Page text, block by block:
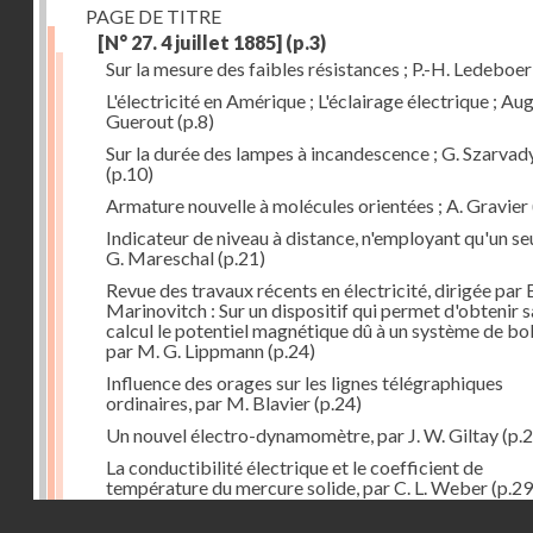
PAGE DE TITRE
[N° 27. 4 juillet 1885] (p.3)
Sur la mesure des faibles résistances ; P.-H. Ledeboer
L'électricité en Amérique ; L'éclairage électrique ;
Guerout(p.8)
Sur la durée des lampes à incandescence ; G.
(p.10)
Armature nouvelle à molécules orientées ; A. Gravier
Indicateur de niveau à distance, n'employant qu'un
G. Mareschal(p.21)
Revue des travaux récents en électricité, dirigée par
Marinovitch : Sur un dispositif qui permet d'obtenir
calcul le potentiel magnétique dû à un système de
par M. G. Lippmann(p.24)
Influence des orages sur les lignes télégraphiques
ordinaires, par M. Blavier(p.24)
Un nouvel électro-dynamomètre, par J. W. Giltay
La conductibilité électrique et le coefficient de
température du mercure solide, par C. L. Weber